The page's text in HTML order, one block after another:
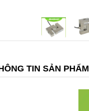
TIN SẢN PHẨM